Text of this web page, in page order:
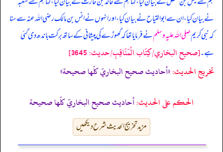
نے بیان کیا، ان سے ابوالتیاح نے بیان کیا، اور انہوں نے انس بن مالک رضی اللہ عنہ سے سنا
کہنبی کریمصلی اللہ علیہ وسلمنے فرمایا تھا کہ گھوڑے کی پیشانی کے ساتھ برکت باندھ دی گئی
ہے۔[صحيح البخاري/كِتَاب الْمَنَاقِبِ/حدیث: 3645]
تخریج الحدیث:«أحاديث صحيح البخاريّ كلّها صحيحة»
الحكم على الحديث:أحاديث صحيح البخاريّ كلّها صحيحة
مزید تخریج الحدیث شرح دیکھیں